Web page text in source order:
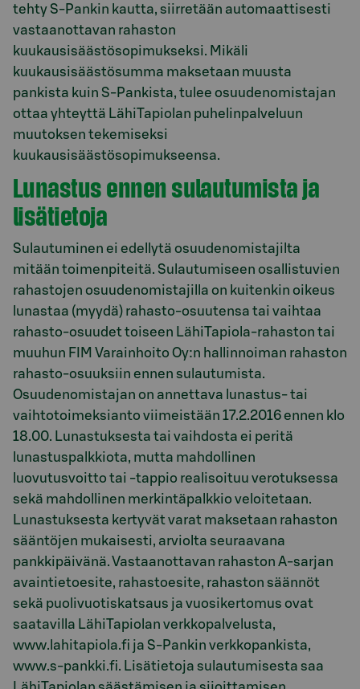
tehty S-Pankin kautta, siirretään automaattisesti
vastaanottavan rahaston
kuukausisäästösopimukseksi. Mikäli
kuukausisäästösumma maksetaan muusta
pankista kuin S-Pankista, tulee osuudenomistajan
ottaa yhteyttä LähiTapiolan puhelinpalveluun
muutoksen tekemiseksi
kuukausisäästösopimukseensa.
Lunastus ennen sulautumista ja
lisätietoja
Sulautuminen ei edellytä osuudenomistajilta
mitään toimenpiteitä. Sulautumiseen osallistuvien
rahastojen osuudenomistajilla on kuitenkin oikeus
lunastaa (myydä) rahasto-osuutensa tai vaihtaa
rahasto-osuudet toiseen LähiTapiola-rahaston tai
muuhun FIM Varainhoito Oy:n hallinnoiman rahaston
rahasto-osuuksiin ennen sulautumista.
Osuudenomistajan on annettava lunastus- tai
vaihtotoimeksianto viimeistään 17.2.2016 ennen klo
18.00. Lunastuksesta tai vaihdosta ei peritä
lunastuspalkkiota, mutta mahdollinen
luovutusvoitto tai -tappio realisoituu verotuksessa
sekä mahdollinen merkintäpalkkio veloitetaan.
Lunastuksesta kertyvät varat maksetaan rahaston
sääntöjen mukaisesti, arviolta seuraavana
pankkipäivänä. Vastaanottavan rahaston A-sarjan
avaintietoesite, rahastoesite, rahaston säännöt
sekä puolivuotiskatsaus ja vuosikertomus ovat
saatavilla LähiTapiolan verkkopalvelusta,
www.lahitapiola.fi ja S-Pankin verkkopankista,
www.s-pankki.fi. Lisätietoja sulautumisesta saa